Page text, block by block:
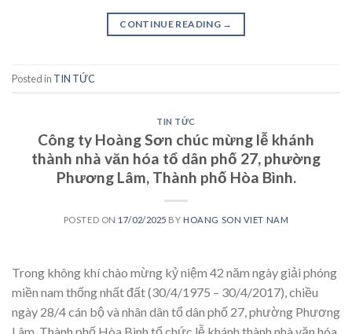
CONTINUE READING →
Posted in TIN TỨC
TIN TỨC
Công ty Hoàng Sơn chúc mừng lễ khánh
thành nhà văn hóa tổ dân phố 27, phường
Phương Lâm, Thành phố Hòa Bình.
POSTED ON 17/02/2025 BY HOANG SON VIET NAM
Trong không khí chào mừng kỷ niệm 42 năm ngày giải phóng
miền nam thống nhất đất (30/4/1975 – 30/4/2017), chiều
ngày 28/4 cán bộ và nhân dân tổ dân phố 27, phường Phương